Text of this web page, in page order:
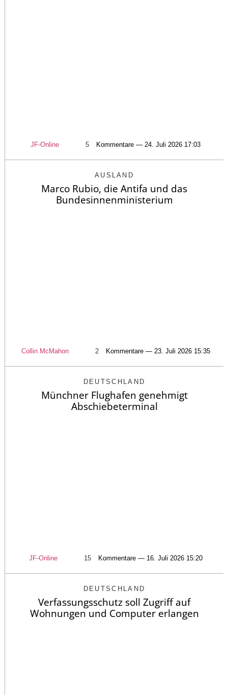
JF-Online 5 Kommentare — 24. Juli 2026 17:03
AUSLAND
Marco Rubio, die Antifa und das
Bundesinnenministerium
Collin McMahon 2 Kommentare — 23. Juli 2026 15:35
DEUTSCHLAND
Münchner Flughafen genehmigt
Abschiebeterminal
JF-Online 15 Kommentare — 16. Juli 2026 15:20
DEUTSCHLAND
Verfassungsschutz soll Zugriff auf
Wohnungen und Computer erlangen